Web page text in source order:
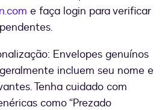
e faça login para verificar
Envelopes genuínos
incluem seu nome e
Tenha cuidado com
como “Prezado